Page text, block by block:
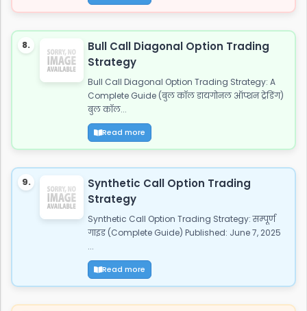
8.
Bull Call Diagonal Option Trading
Strategy
Bull Call Diagonal Option Trading Strategy: A
Complete Guide (बुल कॉल डायगोनल ऑप्शन ट्रेडिंग)
बुल कॉल...
Read more
9.
Synthetic Call Option Trading
Strategy
Synthetic Call Option Trading Strategy: सम्पूर्ण
गाइड (Complete Guide) Published: June 7, 2025
...
Read more